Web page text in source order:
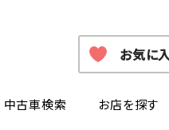
中古車検索 お店を探す
お気に